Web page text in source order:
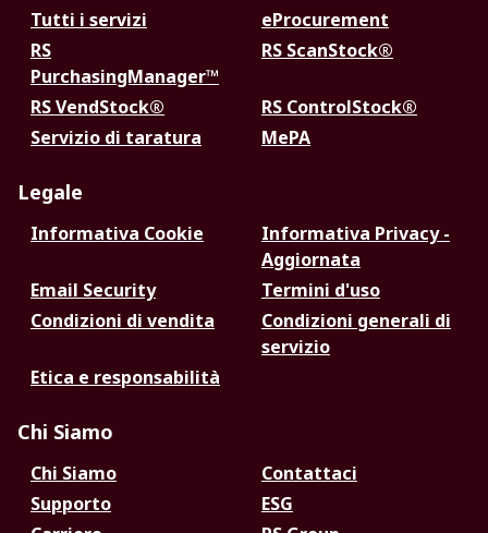
Tutti i servizi
eProcurement
RS
PurchasingManager™
RS ScanStock®
RS VendStock®
RS ControlStock®
Servizio di taratura
MePA
Legale
Informativa Cookie
Informativa Privacy -
Aggiornata
Email Security
Termini d'uso
Condizioni di vendita
Condizioni generali di
servizio
Etica e responsabilità
Chi Siamo
Chi Siamo
Contattaci
Supporto
ESG